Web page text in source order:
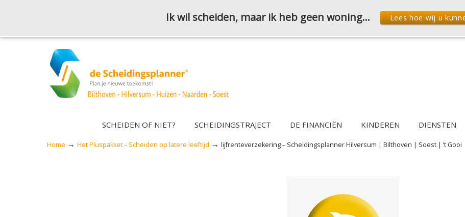
SCHEIDEN OF NIET? SCHEIDINGSTRAJECT DE FINANCIËN KINDEREN DIENSTEN
Home → Het Pluspakket – Scheiden op latere leeftijd → lijfrenteverzekering – Scheidingsplanner Hilversum | Bilthoven | Soest | ’t Gooi
Ik wil scheiden, maar ik heb geen woning… Lees hoe wij u